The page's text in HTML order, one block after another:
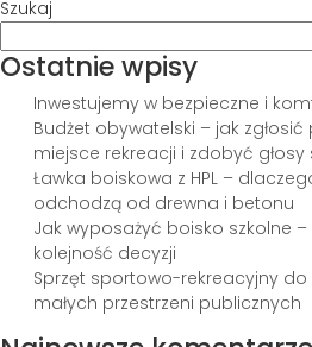
Szukaj
Ostatnie wpisy
Inwestujemy w bezpieczne i
Budżet obywatelski – jak
miejsce rekreacji i zdobyć głosy
Ławka boiskowa z HPL –
odchodzą od drewna i betonu
Jak wyposażyć boisko szkolne –
kolejność decyzji
Sprzęt sportowo-rekreacyjny
małych przestrzeni publicznych